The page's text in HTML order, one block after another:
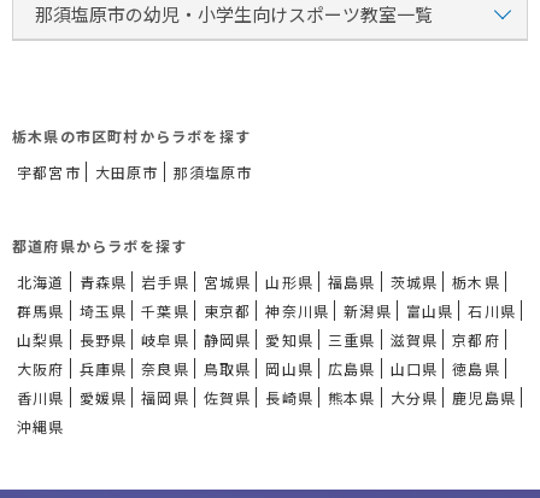
那須塩原市の幼児・小学生向けスポーツ教室一覧
栃木県の市区町村からラボを探す
宇都宮市
大田原市 那須塩原市
都道府県からラボを探す
北海道
青森県 岩手県 宮城県 山形県 福島県 茨城県
栃木県
群馬県
埼玉県 千葉県 東京都 神奈川県 新潟県 富山県
石川県
山梨県
長野県 岐阜県 静岡県 愛知県 三重県 滋賀県
京都府
大阪府
兵庫県 奈良県 鳥取県 岡山県 広島県 山口県
徳島県
香川県
愛媛県 福岡県 佐賀県 長崎県 熊本県 大分県
鹿児島県
沖縄県